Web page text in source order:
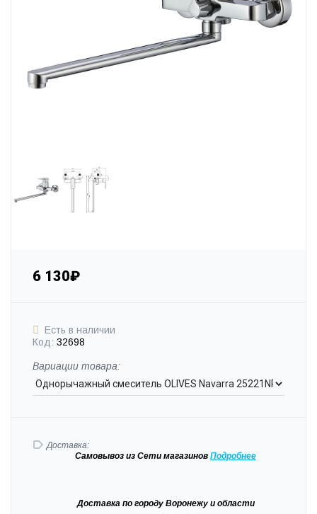
6 130₽
Есть в наличии
Код: 32698
Вариации товара:
Доставка:
Самовывоз из Сети магазинов Подробнее
Доставка по городу Воронежу и области